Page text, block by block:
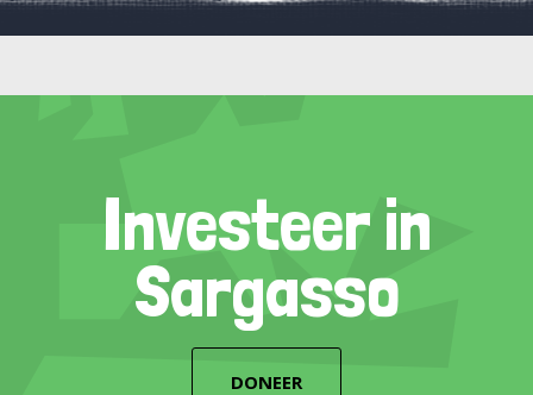
Investeer in
Sargasso
DONEER